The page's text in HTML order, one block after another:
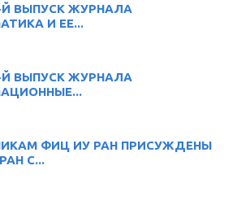
ВЫПУСК ЖУРНАЛА
И ЕЕ...
ВЫПУСК ЖУРНАЛА
ФИЦ ИУ РАН ПРИСУЖДЕНЫ
С...